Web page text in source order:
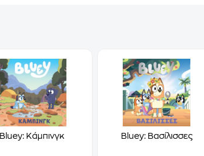
Bluey: Κάμπινγκ Bluey: Βασίλισσες